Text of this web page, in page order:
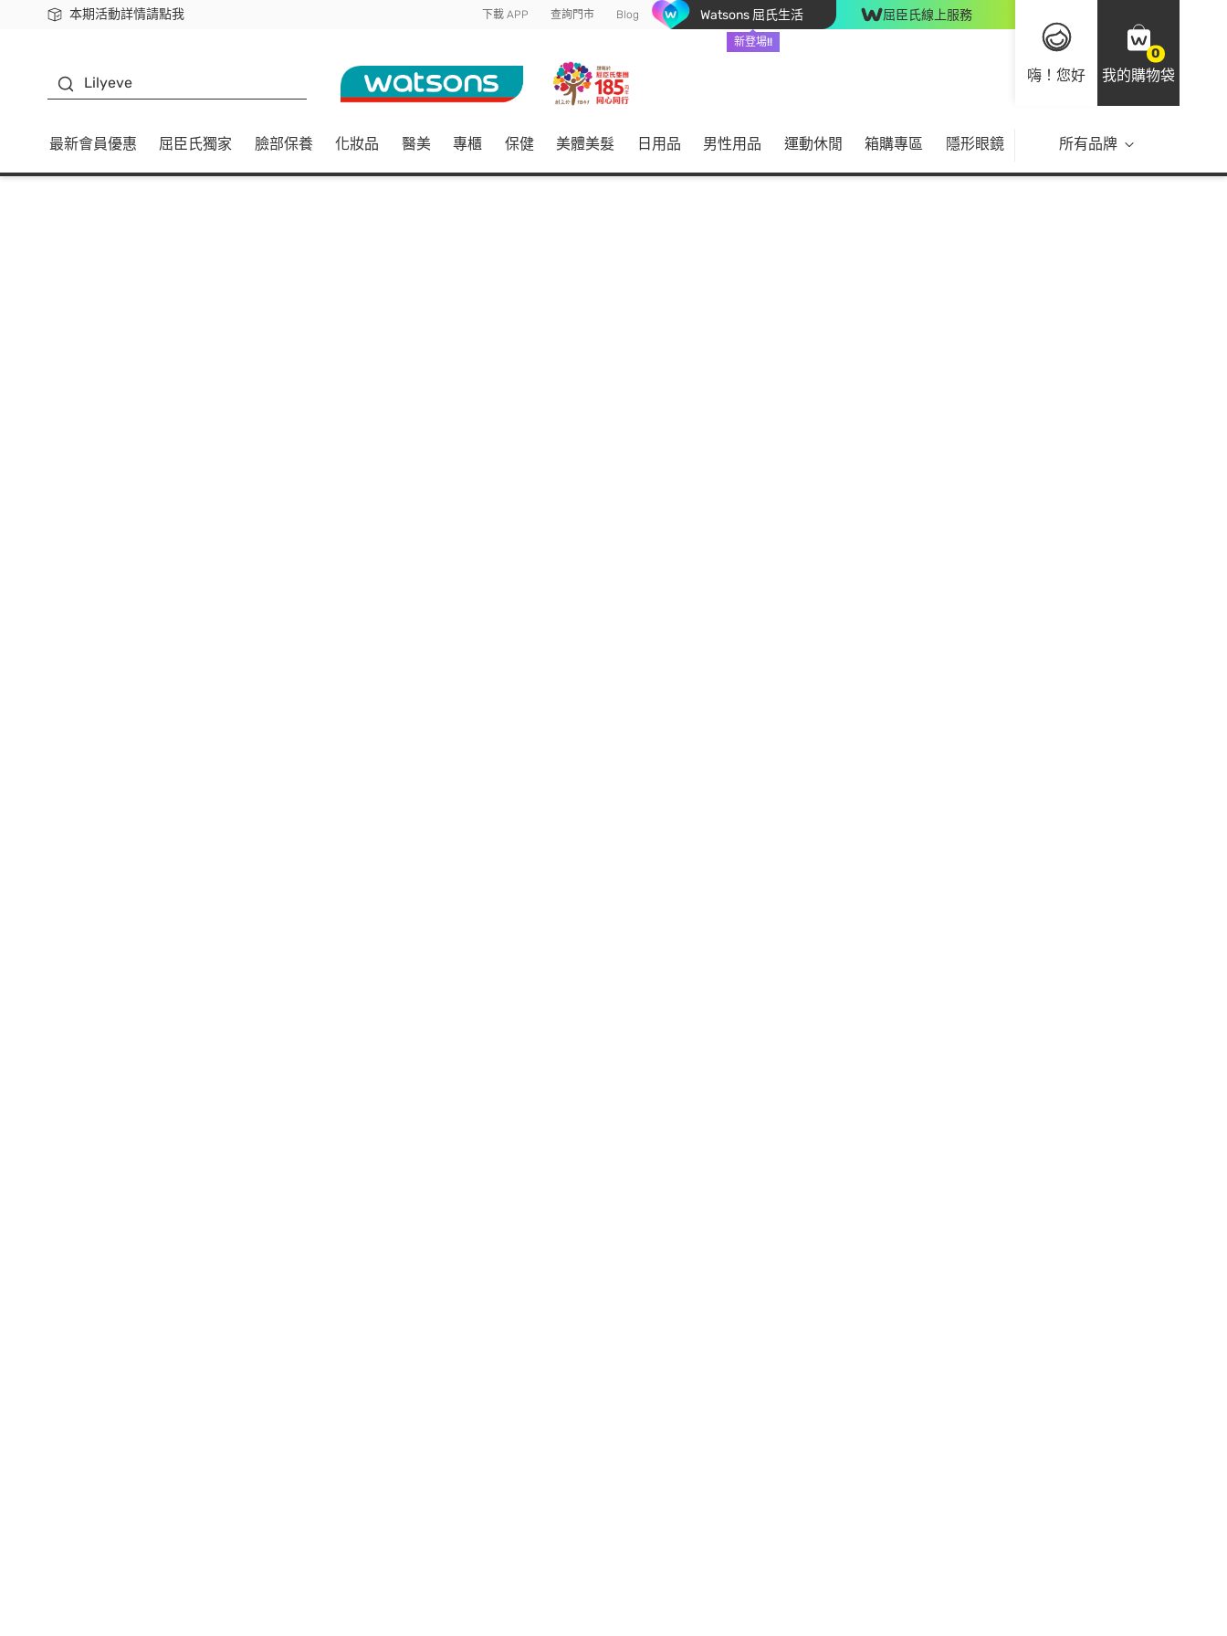
本期活動詳情請點我
下載app最高回饋$350 下載 APP 查詢門市 Blog Watsons 屈氏生活
新登場!!
屈臣氏線上服務
嗨！您好
0
我的購物袋
Lilyeve
最新會員優惠 屈臣氏獨家 臉部保養 化妝品 醫美 專櫃 保健 美體美髮 日用品 男性用品 運動休閒 箱購專區 隱形眼鏡 所有品牌